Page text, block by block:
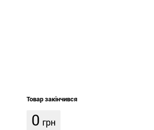
Товар закінчився
0 грн